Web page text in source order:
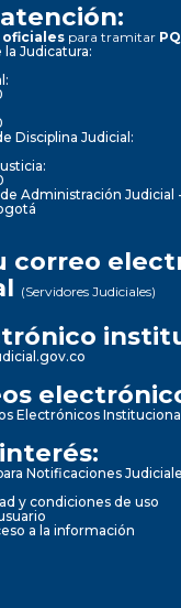
oficiales para tramitar
Judicatura:
Disciplina Judicial:
Administración Judicial
correo
(Servidores Judiciales)
Electrónicos
Notificaciones
y condiciones de uso
a la información